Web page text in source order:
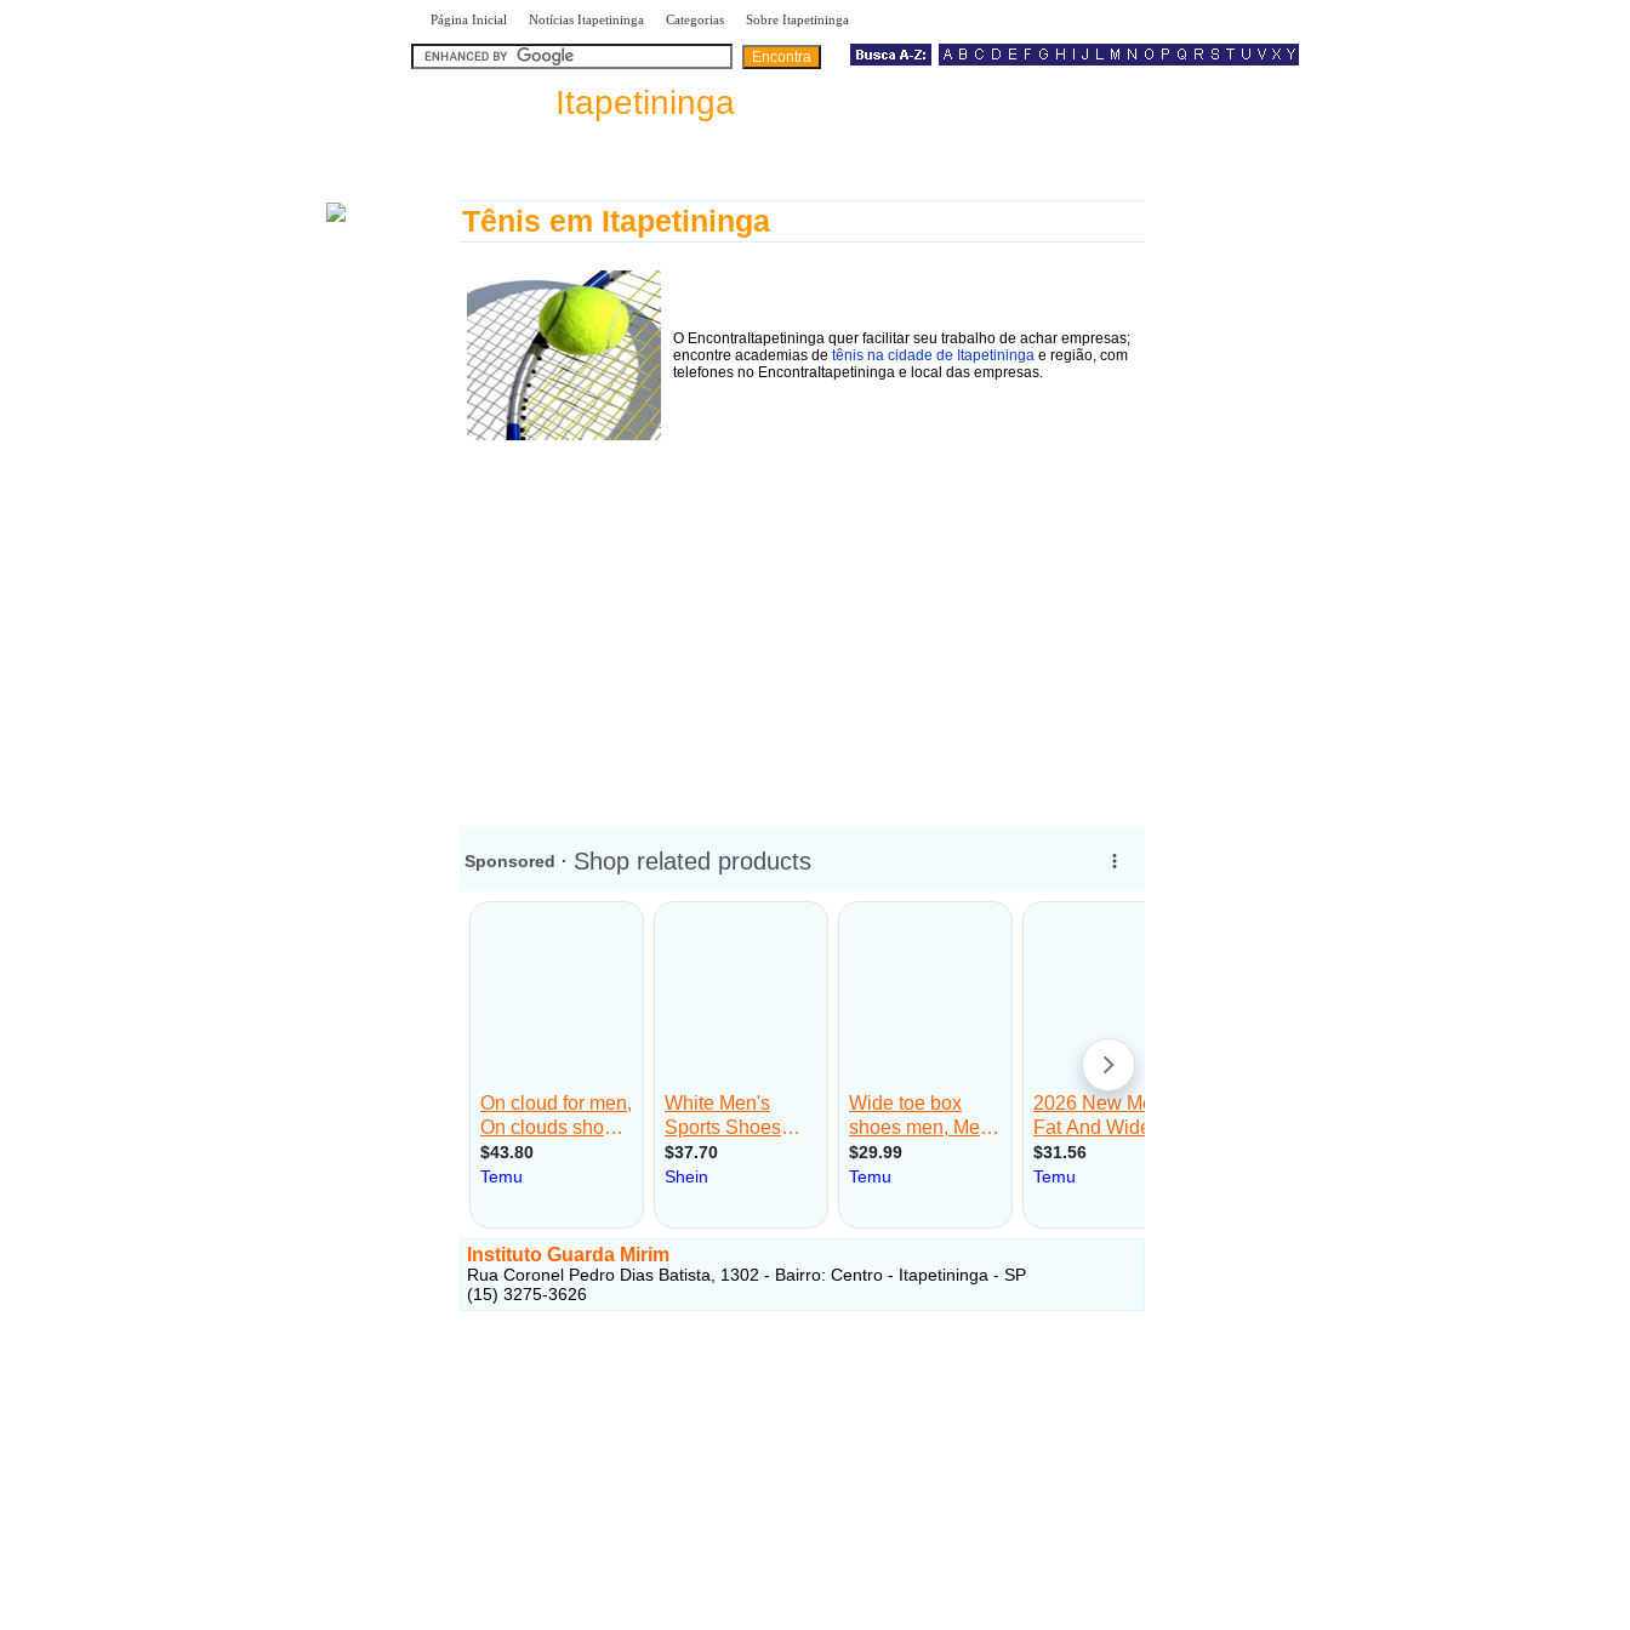
Página Inicial Notícias Itapetininga Categorias Sobre Itapetininga
Itapetininga
Tênis em Itapetininga
O EncontraItapetininga quer facilitar seu trabalho de achar empresas;
encontre academias de tênis na cidade de Itapetininga e região, com
telefones no EncontraItapetininga e local das empresas.
Instituto Guarda Mirim
Rua Coronel Pedro Dias Batista, 1302 - Bairro: Centro - Itapetininga - SP
(15) 3275-3626